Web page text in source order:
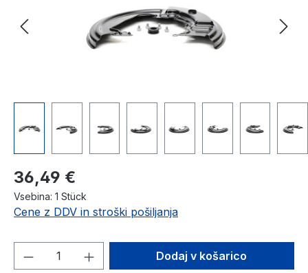
Redna cena:
36,49 €
Vsebina: 1 Stück
Cene z DDV in stroški pošiljanja
Količina izdelka: Vnesite želeno
Dodaj v košarico